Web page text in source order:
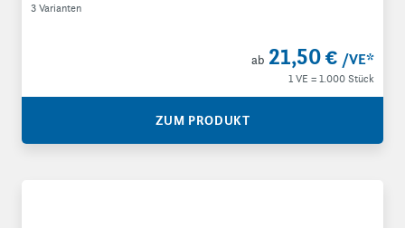
3 Varianten
ab 21,50 € /VE*
1 VE = 1.000 Stück
ZUM PRODUKT